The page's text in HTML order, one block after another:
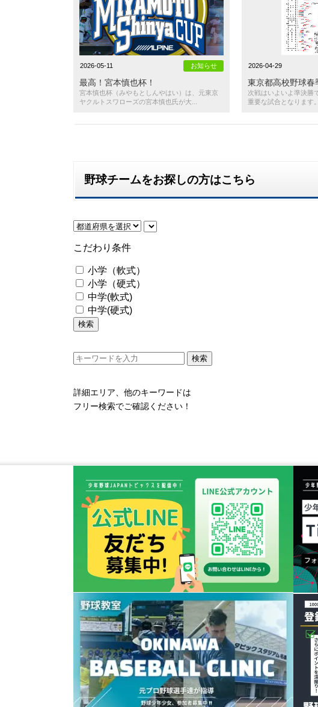
2026-05-11 お知らせ
最高！宮本慎也杯！
宮本慎也杯（みやもとしんやはい）は、元東京
ヤクルトスワローズの宮本慎也氏が大...
2026-04-29
東京都高校野球春
次戦はいよいよ準決勝
重要な試合となります
野球チームをお探しの方はこちら
こだわり条件
小学（軟式）
小学（硬式）
中学(軟式)
中学(硬式)
検索
詳細エリア、他のキーワードは
フリー検索でご確認ください！